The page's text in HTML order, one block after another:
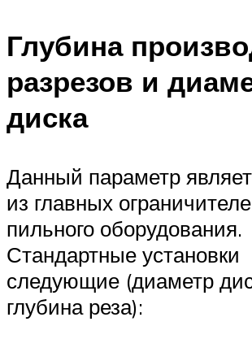
Глубина
разрезов и
диска
Данный параметр
из главных
пильного оборудования.
Стандартные установки
следующие (диаметр
глубина реза):